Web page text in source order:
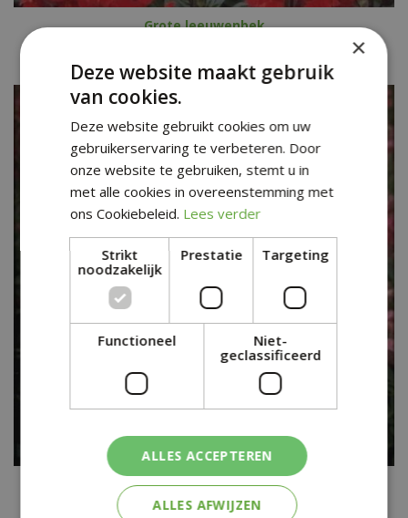
Grote leeuwenbek
Antirrhinum majus 'Coronette Crimson'
Grote leeuwenbek
Antirrhinum majus 'Coronette Cherry'
×
Deze website maakt gebruik
van cookies.
Deze website gebruikt cookies om uw
gebruikerservaring te verbeteren. Door
onze website te gebruiken, stemt u in
met alle cookies in overeenstemming met
ons Cookiebeleid. Lees verder
Strikt
noodzakelijk
Prestatie Targeting
Functioneel
Niet-
geclassificeerd
ALLES ACCEPTEREN
ALLES AFWIJZEN